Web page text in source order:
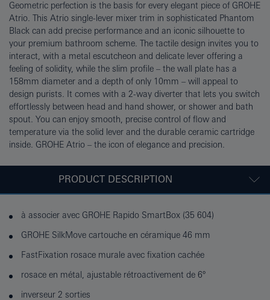
Geometric perfection is the basis for every elegant piece of GROHE
Atrio. This Atrio single-lever mixer trim in sophisticated Phantom
Black can add precise performance and an iconic silhouette to
your premium bathroom scheme. The tactile design invites you to
interact, with a metal escutcheon and delicate lever offering a
feeling of solidity, while the slim profile – the wall plate has a
158mm diameter and a depth of only 10mm – will appeal to
design purists. It comes with a 2-way diverter that lets you switch
effortlessly between head and hand shower, or shower and bath
spout. You can enjoy smooth, precise control of flow and
temperature via the solid lever and the durable ceramic cartridge
inside. GROHE Atrio – the icon of elegance and precision.
PRODUCT DESCRIPTION
à associer avec GROHE Rapido SmartBox (35 604)
GROHE SilkMove cartouche en céramique 46 mm
FastFixation rosace murale avec fixation cachée
rosace en métal, ajustable rétroactivement de 6°
inverseur 2 sorties